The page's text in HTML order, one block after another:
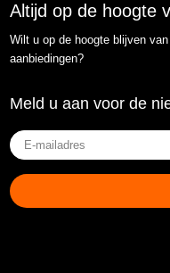
Altijd op de hoogte
Wilt u op de hoogte blijven
aanbiedingen?
Meld u aan voor de
E-
mailadres(Vereist)